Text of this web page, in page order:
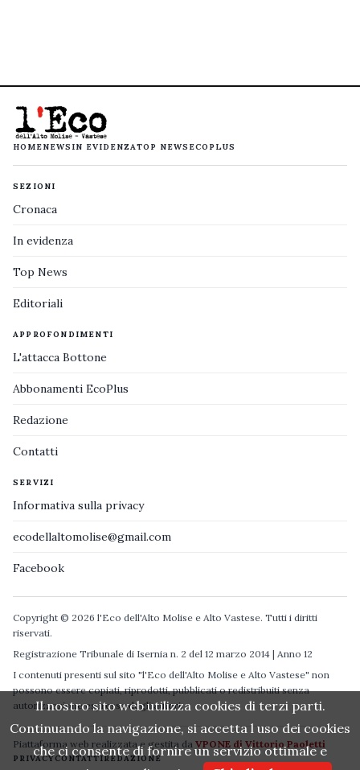
HOMENEWS IN EVIDENZATOP NEWS ECOPLUS
SEZIONI
Cronaca
In evidenza
Top News
Editoriali
APPROFONDIMENTI
L'attacca Bottone
Abbonamenti EcoPlus
Redazione
Contatti
SERVIZI
Informativa sulla privacy
ecodellaltomolise@gmail.com
Facebook
Copyright © 2026 l'Eco dell'Alto Molise e Alto Vastese. Tutti i diritti
riservati.
Registrazione Tribunale di Isernia n. 2 del 12 marzo 2014 | Anno 12
I contenuti presenti sul sito "l'Eco dell'Alto Molise e Alto Vastese" non
possono essere copiati, riprodotti, pubblicati o redistribuiti senza
autorizzazione espressa degli autori.
Piattaforma web realizzata e gestita da VPONE di Vittorio Paoletti
PRIVACYCONTATTIREDAZIONE
Il nostro sito web utilizza cookies di terzi parti.
Continuando la navigazione, si accetta l uso dei cookies
che ci consente di fornire un servizio ottimale e